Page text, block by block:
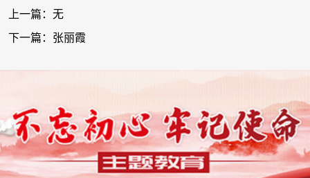
上一篇：无
下一篇：张丽霞